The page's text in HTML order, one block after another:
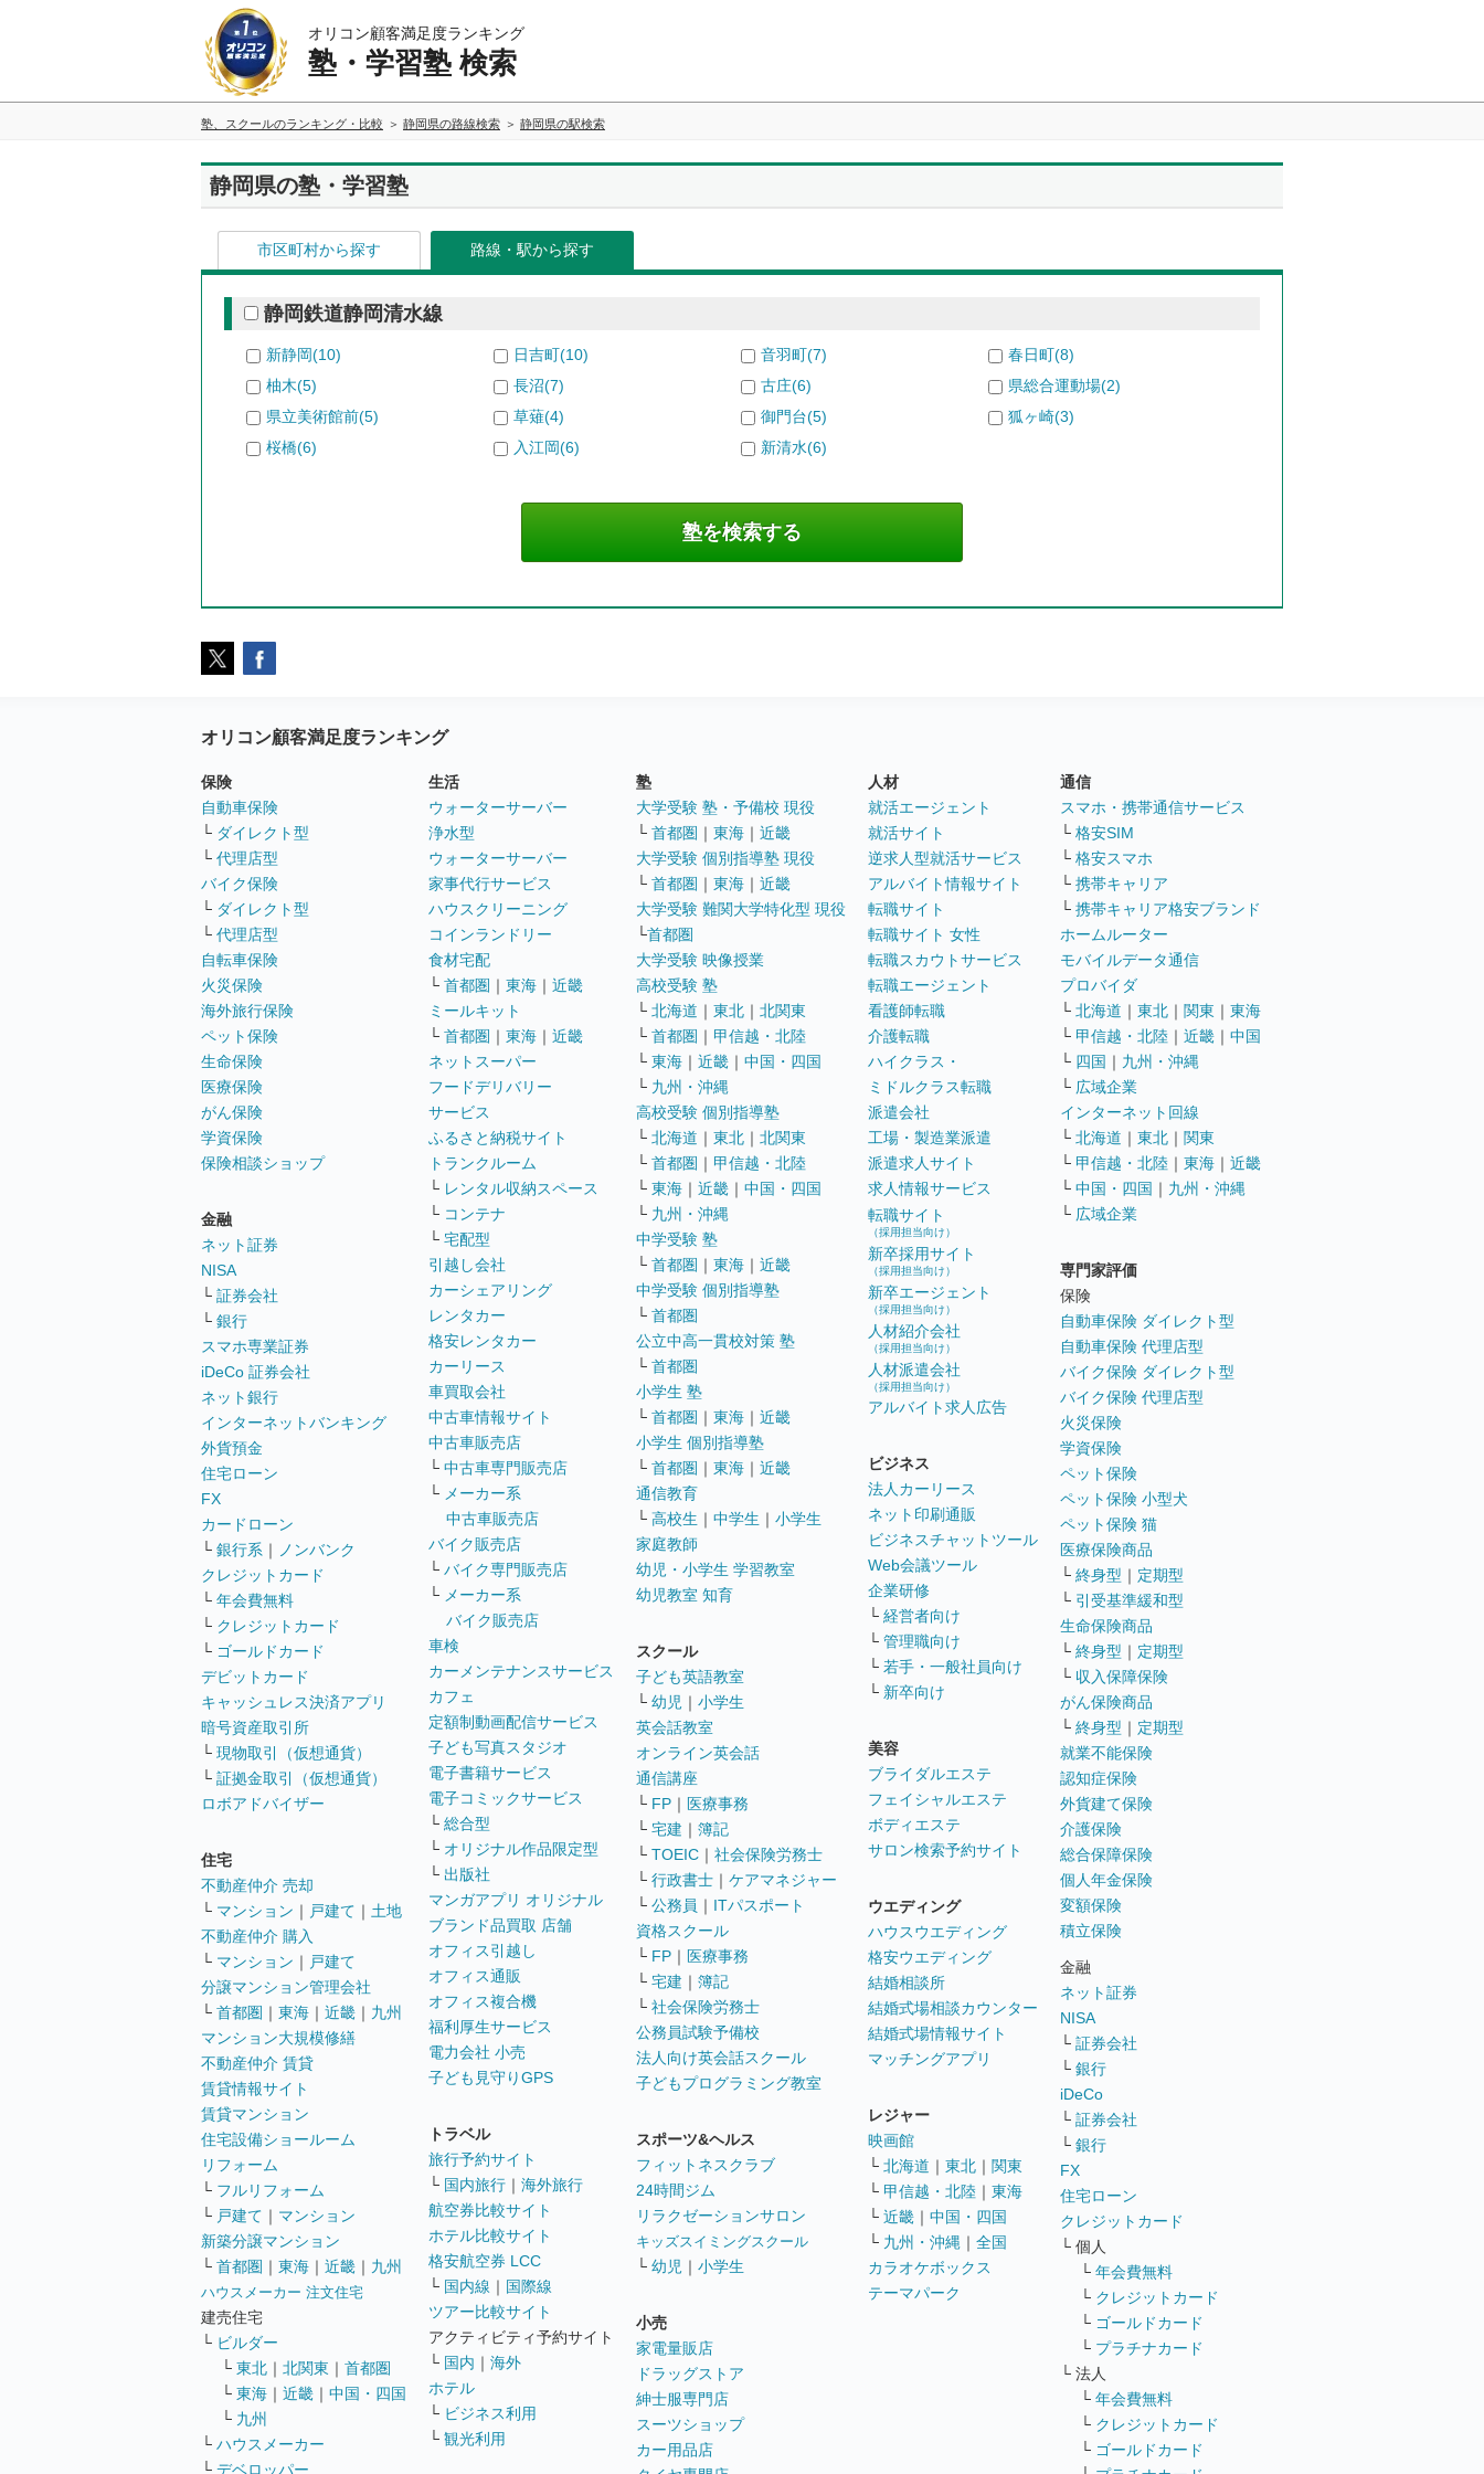
オリコン顧客満足度ランキング
塾・学習塾 検索
塾、スクールのランキング・比較 静岡県の路線検索 静岡県の駅検索
静岡県の塾・学習塾
市区町村から探す 路線・駅から探す
静岡鉄道静岡清水線
新静岡(10) 日吉町(10) 音羽町(7)
春日町(8)
柚木(5)
長沼(7) 古庄(6)
県総合運動場(2)
県立美術館前(5)
草薙(4) 御門台(5)
狐ヶ崎(3)
桜橋(6)
入江岡(6) 新清水(6)
オリコン顧客満足度ランキング
保険
自動車保険
└ ダイレクト型
└ 代理店型
バイク保険
└ ダイレクト型
└ 代理店型
自転車保険
火災保険
海外旅行保険
ペット保険
生命保険
医療保険
がん保険
学資保険
保険相談ショップ
金融
ネット証券
NISA
└ 証券会社
└ 銀行
スマホ専業証券
iDeCo 証券会社
ネット銀行
インターネットバンキング
外貨預金
住宅ローン
FX
カードローン
└ 銀行系 ｜
ノンバンク
クレジットカード
└ 年会費無料
└ クレジットカード
└ ゴールドカード
デビットカード
キャッシュレス決済アプリ
暗号資産取引所
└ 現物取引（仮想通貨）
└ 証拠金取引（仮想通貨）
ロボアドバイザー
住宅
不動産仲介 売却
└ マンション ｜ 戸建て ｜ 土地
不動産仲介 購入
└ マンション ｜ 戸建て
分譲マンション管理会社
└ 首都圏 ｜ 東海 ｜ 近畿 ｜ 九州
マンション大規模修繕
不動産仲介 賃貸
賃貸情報サイト
賃貸マンション
住宅設備ショールーム
リフォーム
└ フルリフォーム
└ 戸建て ｜ マンション
新築分譲マンション
└ 首都圏 ｜ 東海 ｜ 近畿 ｜ 九州
ハウスメーカー 注文住宅
建売住宅
└ ビルダー
└ 東北 ｜ 北関東 ｜ 首都圏
└ 東海 ｜ 近畿 ｜ 中国・四国
└ 九州
└ ハウスメーカー
└ デベロッパー
生活
ウォーターサーバー
浄水型
ウォーターサーバー
家事代行サービス
ハウスクリーニング
コインランドリー
食材宅配
└ 首都圏 ｜ 東海 ｜ 近畿
ミールキット
└ 首都圏 ｜ 東海 ｜ 近畿
ネットスーパー
フードデリバリー
サービス
ふるさと納税サイト
トランクルーム
└ レンタル収納スペース
└ コンテナ
└ 宅配型
引越し会社
カーシェアリング
レンタカー
格安レンタカー
カーリース
車買取会社
中古車情報サイト
中古車販売店
└ 中古車専門販売店
└ メーカー系
中古車販売店
バイク販売店
└ バイク専門販売店
└ メーカー系
バイク販売店
車検
カーメンテナンスサービス
カフェ
定額制動画配信サービス
子ども写真スタジオ
電子書籍サービス
電子コミックサービス
└ 総合型
└ オリジナル作品限定型
└ 出版社
マンガアプリ オリジナル
ブランド品買取 店舗
オフィス引越し
オフィス通販
オフィス複合機
福利厚生サービス
電力会社 小売
子ども見守りGPS
トラベル
旅行予約サイト
└ 国内旅行 ｜ 海外旅行
航空券比較サイト
ホテル比較サイト
格安航空券 LCC
└ 国内線 ｜ 国際線
ツアー比較サイト
アクティビティ予約サイト
└ 国内 ｜ 海外
ホテル
└ ビジネス利用
└ 観光利用
塾
大学受験 塾・予備校 現役
└ 首都圏 ｜ 東海 ｜ 近畿
大学受験 個別指導塾 現役
└ 首都圏 ｜ 東海 ｜ 近畿
大学受験 難関大学特化型 現役
└首都圏
大学受験 映像授業
高校受験 塾
└ 北海道 ｜ 東北 ｜ 北関東
└ 首都圏 ｜ 甲信越・北陸
└ 東海 ｜ 近畿 ｜ 中国・四国
└ 九州・沖縄
高校受験 個別指導塾
└ 北海道 ｜ 東北 ｜ 北関東
└ 首都圏 ｜ 甲信越・北陸
└ 東海 ｜ 近畿 ｜ 中国・四国
└ 九州・沖縄
中学受験 塾
└ 首都圏 ｜ 東海 ｜ 近畿
中学受験 個別指導塾
└ 首都圏
公立中高一貫校対策 塾
└ 首都圏
小学生 塾
└ 首都圏 ｜ 東海 ｜ 近畿
小学生 個別指導塾
└ 首都圏 ｜ 東海 ｜ 近畿
通信教育
└ 高校生 ｜ 中学生 ｜ 小学生
家庭教師
幼児・小学生 学習教室
幼児教室 知育
スクール
子ども英語教室
└ 幼児 ｜ 小学生
英会話教室
オンライン英会話
通信講座
└ FP ｜ 医療事務
└ 宅建 ｜ 簿記
└ TOEIC ｜ 社会保険労務士
└ 行政書士 ｜ ケアマネジャー
└ 公務員 ｜ ITパスポート
資格スクール
└ FP ｜ 医療事務
└ 宅建 ｜ 簿記
└ 社会保険労務士
公務員試験予備校
法人向け英会話スクール
子どもプログラミング教室
スポーツ&ヘルス
フィットネスクラブ
24時間ジム
リラクゼーションサロン
キッズスイミングスクール
└ 幼児 ｜ 小学生
小売
家電量販店
ドラッグストア
紳士服専門店
スーツショップ
カー用品店
人材
就活エージェント
就活サイト
逆求人型就活サービス
アルバイト情報サイト
転職サイト
転職サイト 女性
転職スカウトサービス
転職エージェント
看護師転職
介護転職
ハイクラス・
ミドルクラス転職
派遣会社
工場・製造業派遣
派遣求人サイト
求人情報サービス
転職サイト
（採用担当向け）
新卒採用サイト
（採用担当向け）
新卒エージェント
（採用担当向け）
人材紹介会社
（採用担当向け）
人材派遣会社
（採用担当向け）
アルバイト求人広告
ビジネス
法人カーリース
ネット印刷通販
ビジネスチャットツール
Web会議ツール
企業研修
└ 経営者向け
└ 管理職向け
└ 若手・一般社員向け
└ 新卒向け
美容
ブライダルエステ
フェイシャルエステ
ボディエステ
サロン検索予約サイト
ウエディング
ハウスウエディング
格安ウエディング
結婚相談所
結婚式場相談カウンター
結婚式場情報サイト
マッチングアプリ
レジャー
映画館
└ 北海道 ｜ 東北 ｜ 関東
└ 甲信越・北陸 ｜ 東海
└ 近畿 ｜ 中国・四国
└ 九州・沖縄 ｜ 全国
カラオケボックス
テーマパーク
通信
スマホ・携帯通信サービス
└ 格安SIM
└ 格安スマホ
└ 携帯キャリア
└ 携帯キャリア格安ブランド
ホームルーター
モバイルデータ通信
プロバイダ
└ 北海道 ｜ 東北 ｜ 関東 ｜ 東海
└ 甲信越・北陸 ｜ 近畿 ｜ 中国
└ 四国 ｜ 九州・沖縄
└ 広域企業
インターネット回線
└ 北海道 ｜ 東北 ｜ 関東
└ 甲信越・北陸 ｜ 東海 ｜ 近畿
└ 中国・四国 ｜ 九州・沖縄
└ 広域企業
専門家評価
保険
自動車保険 ダイレクト型
自動車保険 代理店型
バイク保険 ダイレクト型
バイク保険 代理店型
火災保険
学資保険
ペット保険
ペット保険 小型犬
ペット保険 猫
医療保険商品
└ 終身型 ｜ 定期型
└ 引受基準緩和型
生命保険商品
└ 終身型 ｜ 定期型
└ 収入保障保険
がん保険商品
└ 終身型 ｜ 定期型
就業不能保険
認知症保険
外貨建て保険
介護保険
総合保障保険
個人年金保険
変額保険
積立保険
金融
ネット証券
NISA
└ 証券会社
└ 銀行
iDeCo
└ 証券会社
└ 銀行
FX
住宅ローン
クレジットカード
└ 個人
└ 年会費無料
└ クレジットカード
└ ゴールドカード
└ プラチナカード
└ 法人
└ 年会費無料
└ クレジットカード
└ ゴールドカード